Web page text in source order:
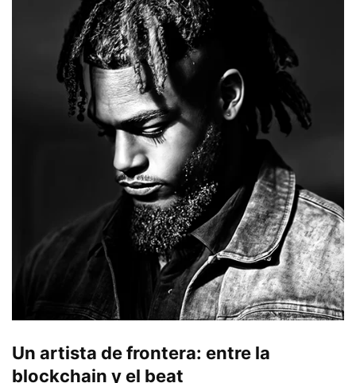
Un artista de frontera: entre la
blockchain y el beat